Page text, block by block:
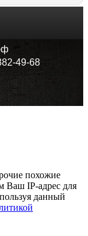
49-68
похожие
Ваш IP-адрес для
данный